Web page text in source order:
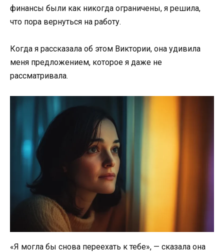
финансы были как никогда ограничены, я решила,
что пора вернуться на работу.
Когда я рассказала об этом Виктории, она удивила
меня предложением, которое я даже не
рассматривала.
«Я могла бы снова переехать к тебе», — сказала она